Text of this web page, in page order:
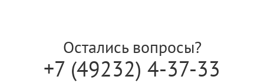
Остались вопросы?
+7 (49232) 4-37-33